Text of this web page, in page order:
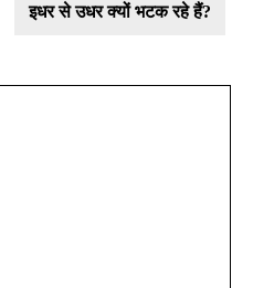
इधर से उधर क्यों भटक रहे हैं?